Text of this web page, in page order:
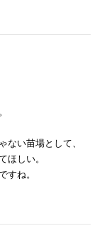
ない苗場として、
ほしい。
すね。